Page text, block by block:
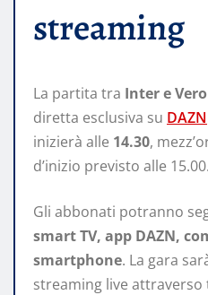
streaming
La partita tra Inter e
diretta esclusiva su DAZN
inizierà alle 14.30,
d’inizio previsto alle 15.00.
Gli abbonati potranno
smart TV, app DAZN,
smartphone. La gara
streaming live